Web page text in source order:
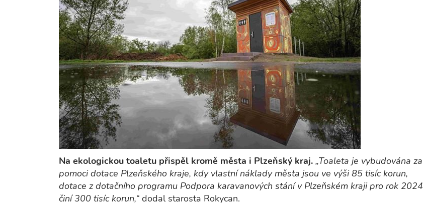
Na ekologickou toaletu přispěl kromě města i Plzeňský kraj. „Toaleta je vybudována za
pomoci dotace Plzeňského kraje, kdy vlastní náklady města jsou ve výši 85 tisíc korun,
dotace z dotačního programu Podpora karavanových stání v Plzeňském kraji pro rok 2024
činí 300 tisíc korun,“ dodal starosta Rokycan.